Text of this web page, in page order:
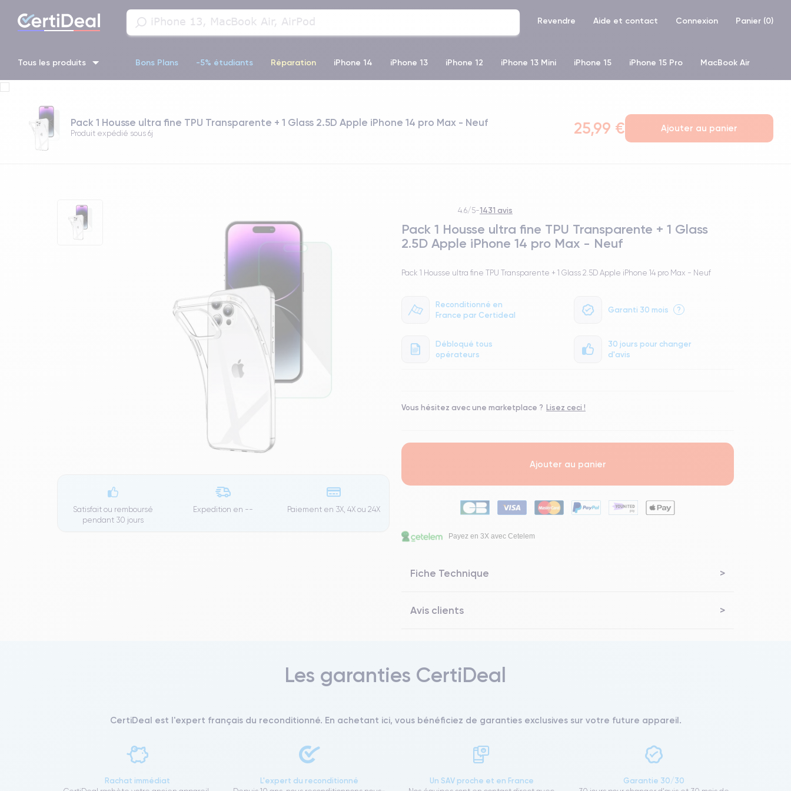
Revendre Aide et contact Connexion Panier (0)
Tous les produits Bons Plans -5% étudiants Réparation iPhone 14 iPhone 13 iPhone 12 iPhone 13 Mini iPhone 15 iPhone 15 Pro MacBook Air
iPhone 11 Pro iPhone 14 pro
Pack 1 Housse ultra fine TPU Transparente + 1 Glass 2.5D Apple iPhone 14 pro Max - Neuf
Produit expédié sous 6j 25,99 € Ajouter au panier
Satisfait ou remboursé
pendant 30 jours
Expedition en -- Paiement en 3X, 4X ou 24X
4.6/5-1431 avis
Pack 1 Housse ultra fine TPU Transparente + 1 Glass
2.5D Apple iPhone 14 pro Max - Neuf
Pack 1 Housse ultra fine TPU Transparente + 1 Glass 2.5D Apple iPhone 14 pro Max - Neuf
Reconditionné en
France par Certideal
Garanti 30 mois ?
Débloqué tous
opérateurs
30 jours pour changer
d'avis
Vous hésitez avec une marketplace ? Lisez ceci !
Ajouter au panier
Payez en 3X avec Cetelem
Fiche Technique
Avis clients
Les garanties CertiDeal
CertiDeal est l'expert français du reconditionné. En achetant ici, vous bénéficiez de garanties exclusives sur votre future appareil.
Rachat immédiat L'expert du reconditionné Un SAV proche et en France Garantie 30/30